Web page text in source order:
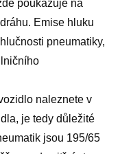
poukazuje na
Emise hluku
pneumatiky,
naleznete v
je tedy důležité
jsou 195/65